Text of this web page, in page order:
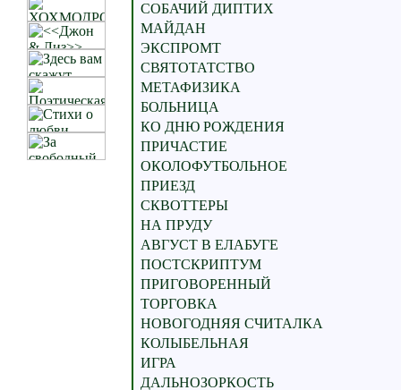
СОБАЧИЙ ДИПТИХ
МАЙДАН
ЭКСПРОМТ
СВЯТОТАТСТВО
МЕТАФИЗИКА
БОЛЬНИЦА
КО ДНЮ РОЖДЕНИЯ
ПРИЧАСТИЕ
ОКОЛОФУТБОЛЬНОЕ
ПРИЕЗД
СКВОТТЕРЫ
НА ПРУДУ
АВГУСТ В ЕЛАБУГЕ
ПОСТСКРИПТУМ
ПРИГОВОРЕННЫЙ
ТОРГОВКА
НОВОГОДНЯЯ СЧИТАЛКА
КОЛЫБЕЛЬНАЯ
ИГРА
ДАЛЬНОЗОРКОСТЬ